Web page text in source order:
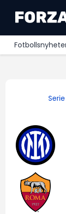
Ligue 1